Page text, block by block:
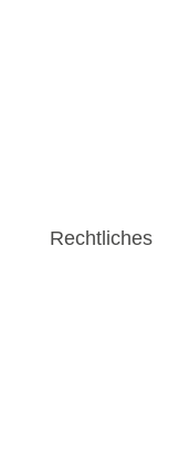
Rechtliches